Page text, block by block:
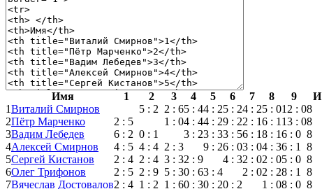
Имя 1 2 3 4 5 6 7 8 9 И
1Виталий Смирнов 5 : 2 2 : 65 : 44 : 25 : 24 : 25 : 012 : 08
2Пётр Марченко 2 : 5 1 : 04 : 44 : 29 : 22 : 16 : 1 13 : 08
3Вадим Лебедев 6 : 2 0 : 1 3 : 23 : 33 : 56 : 18 : 16 : 0 8
4Алексей Смирнов 4 : 5 4 : 4 2 : 3 9 : 26 : 03 : 04 : 36 : 1 8
5Сергей Кистанов 2 : 4 2 : 4 3 : 32 : 9 4 : 32 : 02 : 05 : 0 8
6Олег Трифонов 2 : 5 2 : 9 5 : 30 : 63 : 4 2 : 02 : 28 : 1 8
7Вячеслав Достовалов2 : 4 1 : 2 1 : 60 : 30 : 20 : 2 1 : 08 : 0 8